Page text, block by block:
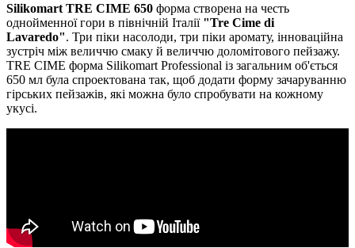
Silikomart TRE CIME 650 форма створена на честь
однойменної гори в північній Італії "Tre Cime di
Lavaredo". Три піки насолоди, три піки аромату, інноваційна
зустріч між величчю смаку й величчю доломітового пейзажу.
TRE CIME форма Silikomart Professional із загальним об'ється
650 мл була спроектована так, щоб додати форму зачаруванню
гірських пейзажів, які можна було спробувати на кожному
укусі.